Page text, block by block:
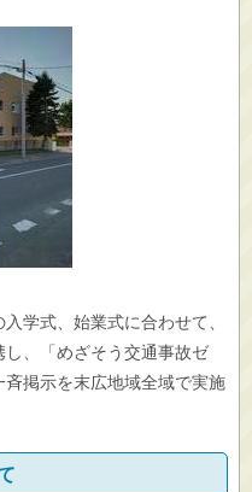
学式、始業式に合わせて、
、「めざそう交通事故ゼ
掲示を末広地域全域で実施